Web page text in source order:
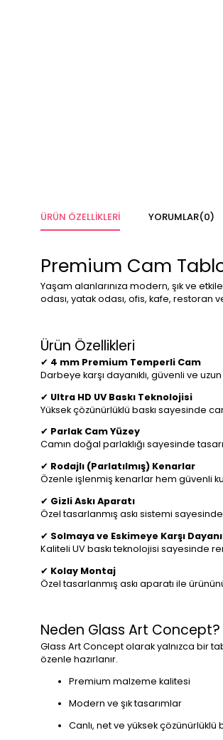
ÜRÜN ÖZELLIKLERI YORUMLAR(0)
Premium Cam
Yaşam alanlarınıza modern, şık ve
odası, yatak odası, ofis, kafe, restoran
Ürün Özellikleri
✔ 4 mm Premium Temperli Cam
Darbeye karşı dayanıklı, güvenli ve
✔ Ultra HD UV Baskı Teknolojisi
Yüksek çözünürlüklü baskı sayesinde
✔ Parlak Cam Yüzey
Camın doğal parlaklığı sayesinde
✔ Rodajlı (Parlatılmış) Kenarlar
Özenle işlenmiş kenarlar hem güvenli
✔ Gizli Askı Aparatı
Özel tasarlanmış askı sistemi
✔ Solmaya ve Eskimeye Karşı
Kaliteli UV baskı teknolojisi sayesinde
✔ Kolay Montaj
Özel tasarlanmış askı aparatı ile
Neden Glass Art Concept?
Glass Art Concept olarak yalnızca bir
özenle hazırlanır.
Premium malzeme kalitesi
Modern ve şık tasarımlar
Canlı, net ve yüksek çözünürlüklü